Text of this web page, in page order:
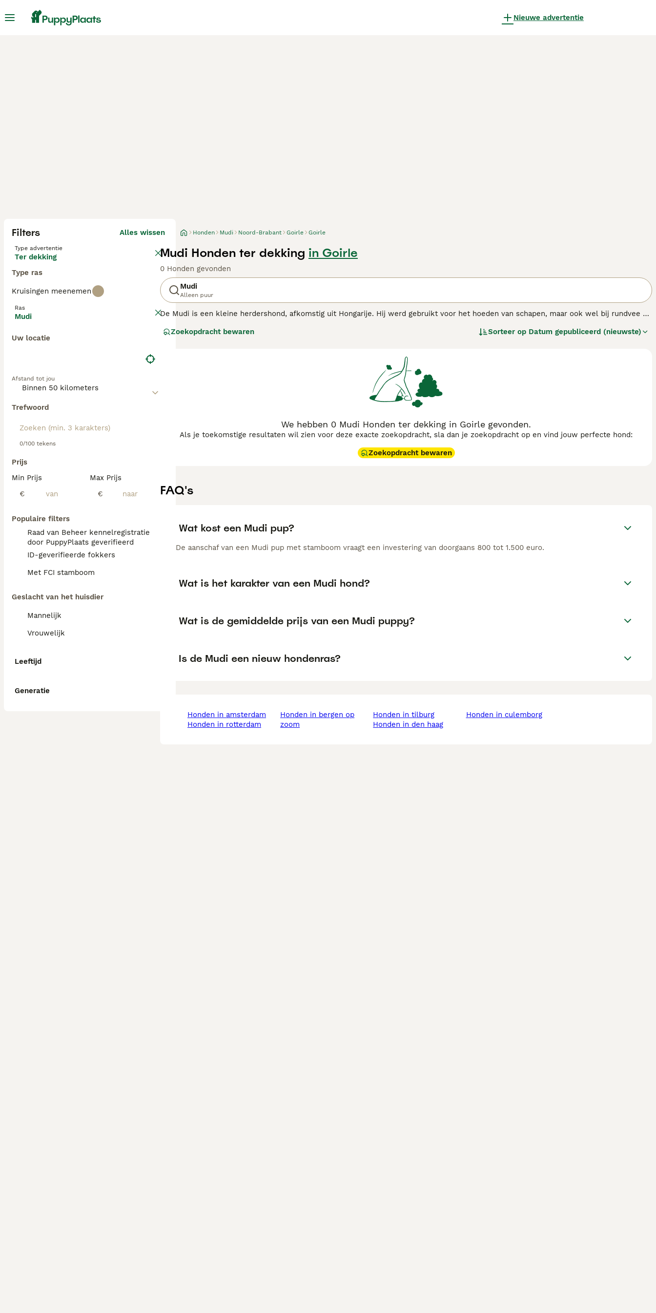
Nieuwe advertentie
Filters Alles wissen
Type advertentie
Ter dekking
Type ras
Kruisingen meenemen
Ras
Mudi
Uw locatie
Afstand tot jou
Trefwoord
0/100 tekens
Prijs
Min Prijs
€
Max Prijs
€
Populaire filters
Raad van Beheer kennelregistratie
door PuppyPlaats geverifieerd
ID-geverifieerde fokkers
Met FCI stamboom
Geslacht van het huisdier
Mannelijk
Vrouwelijk
Leeftijd
Generatie
Honden Mudi Noord-Brabant Goirle Goirle
Mudi Honden ter dekking in Goirle
0 Honden gevonden
Mudi
Alleen puur
De Mudi is een kleine herdershond, afkomstig uit Hongarije. Hij werd gebruikt voor het hoeden van schapen, maar ook wel bij rundvee en
beweging. Het ras is als huishond geschikt voor sportieve bazen en wordt tegenwoordig ook met succes ingezet bij agility.
Zoekopdracht bewaren Sorteer op Datum gepubliceerd (nieuwste)
We hebben 0 Mudi Honden ter dekking in Goirle gevonden.
Als je toekomstige resultaten wil zien voor deze exacte zoekopdracht, sla dan je zoekopdracht op en vind jouw perfecte hond:
Zoekopdracht bewaren
FAQ's
Wat kost een Mudi pup?
De aanschaf van een Mudi pup met stamboom vraagt een investering van doorgaans 800 tot 1.500 euro.
Wat is het karakter van een Mudi hond?
Wat is de gemiddelde prijs van een Mudi puppy?
Is de Mudi een nieuw hondenras?
honden in amsterdam
honden in rotterdam
honden in bergen op
zoom
honden in tilburg
honden in den haag
honden in culemborg